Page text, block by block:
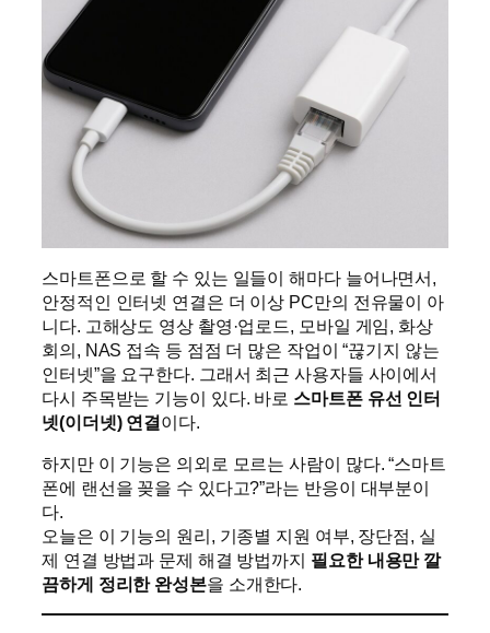
스마트폰으로 할 수 있는 일들이 해마다 늘어나면서,
안정적인 인터넷 연결은 더 이상 PC만의 전유물이 아
니다. 고해상도 영상 촬영·업로드, 모바일 게임, 화상
회의, NAS 접속 등 점점 더 많은 작업이 “끊기지 않는
인터넷”을 요구한다. 그래서 최근 사용자들 사이에서
다시 주목받는 기능이 있다. 바로 스마트폰 유선 인터
넷(이더넷) 연결이다.
하지만 이 기능은 의외로 모르는 사람이 많다. “스마트
폰에 랜선을 꽂을 수 있다고?”라는 반응이 대부분이
다.
오늘은 이 기능의 원리, 기종별 지원 여부, 장단점, 실
제 연결 방법과 문제 해결 방법까지 필요한 내용만 깔
끔하게 정리한 완성본을 소개한다.